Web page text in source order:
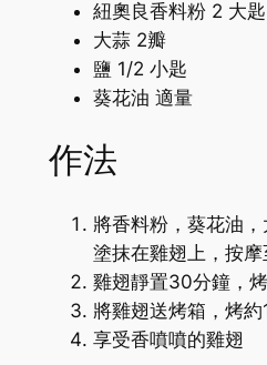
紐奧良香料粉 2 大匙
大蒜 2瓣
鹽 1/2 小匙
葵花油 適量
作法
將香料粉，葵花油，
塗抹在雞翅上，按
雞翅靜置30分鐘，
將雞翅送烤箱，烤
享受香噴噴的雞翅